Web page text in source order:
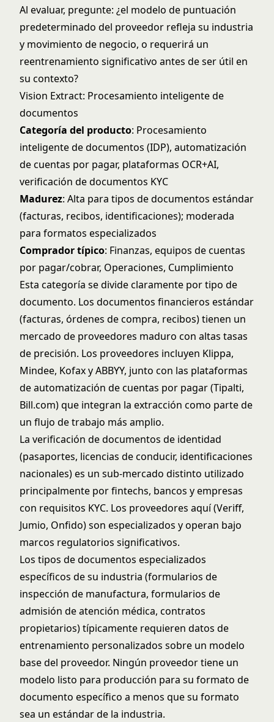
Al evaluar, pregunte: ¿el modelo de puntuación
predeterminado del proveedor refleja su industria
y movimiento de negocio, o requerirá un
reentrenamiento significativo antes de ser útil en
su contexto?
Vision Extract: Procesamiento inteligente de
documentos
Categoría del producto: Procesamiento
inteligente de documentos (IDP), automatización
de cuentas por pagar, plataformas OCR+AI,
verificación de documentos KYC
Madurez: Alta para tipos de documentos estándar
(facturas, recibos, identificaciones); moderada
para formatos especializados
Comprador típico: Finanzas, equipos de cuentas
por pagar/cobrar, Operaciones, Cumplimiento
Esta categoría se divide claramente por tipo de
documento. Los documentos financieros estándar
(facturas, órdenes de compra, recibos) tienen un
mercado de proveedores maduro con altas tasas
de precisión. Los proveedores incluyen Klippa,
Mindee, Kofax y ABBYY, junto con las plataformas
de automatización de cuentas por pagar (Tipalti,
Bill.com) que integran la extracción como parte de
un flujo de trabajo más amplio.
La verificación de documentos de identidad
(pasaportes, licencias de conducir, identificaciones
nacionales) es un sub-mercado distinto utilizado
principalmente por fintechs, bancos y empresas
con requisitos KYC. Los proveedores aquí (Veriff,
Jumio, Onfido) son especializados y operan bajo
marcos regulatorios significativos.
Los tipos de documentos especializados
específicos de su industria (formularios de
inspección de manufactura, formularios de
admisión de atención médica, contratos
propietarios) típicamente requieren datos de
entrenamiento personalizados sobre un modelo
base del proveedor. Ningún proveedor tiene un
modelo listo para producción para su formato de
documento específico a menos que su formato
sea un estándar de la industria.